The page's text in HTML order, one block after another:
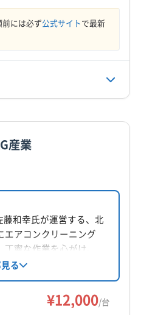
前には必ず公式サイトで最新
9
札幌市厚別区
札幌市中央区
札幌市東区
札幌市豊平区
札幌市北区
産業
藤和幸氏が運営する、北
エアコンクリーニング
寧な作業を心がけ、
スムーズに対応するこ
基本料金は12,000円/
円/台。土日祝日も対
る
¥12,000/台